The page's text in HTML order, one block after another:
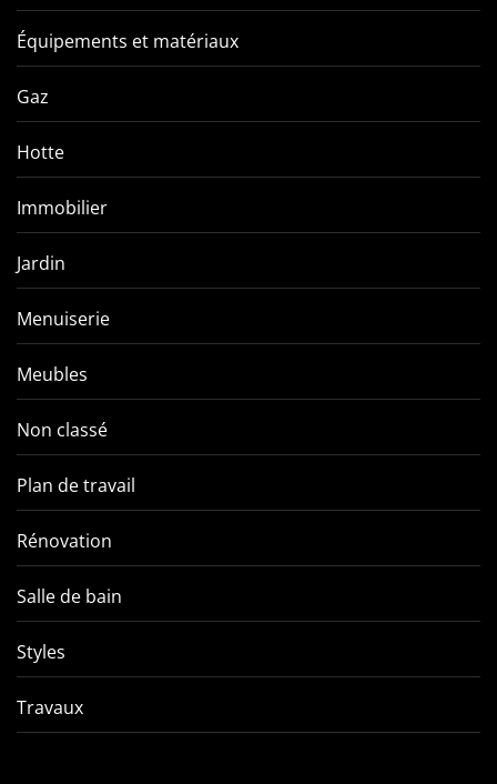
Équipements et matériaux
Gaz
Hotte
Immobilier
Jardin
Menuiserie
Meubles
Non classé
Plan de travail
Rénovation
Salle de bain
Styles
Travaux